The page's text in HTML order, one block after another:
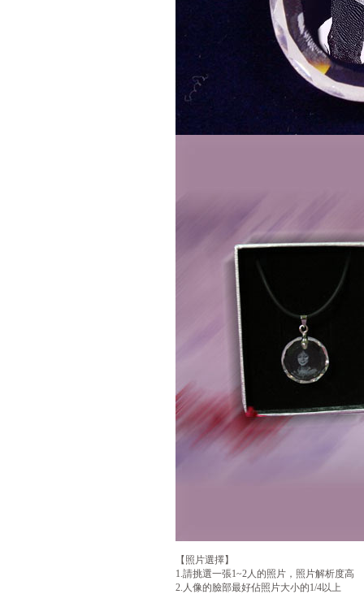
【照片選擇】
1.請挑選一張1~2人的照片，照片解析度高
2.人像的臉部最好佔照片大小的1/4以上